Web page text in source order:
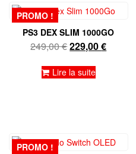
PROMO !
PS3 DEX SLIM 1000GO
249,00€Le
initial
229,00€Le
Lire la suite
PROMO !